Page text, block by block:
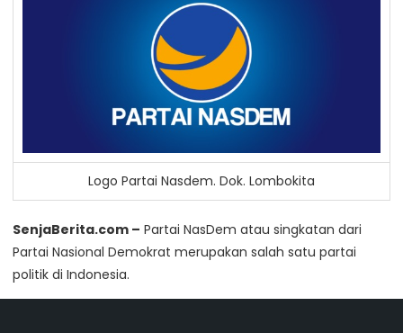
Logo Partai Nasdem. Dok. Lombokita
SenjaBerita.com – Partai NasDem atau singkatan dari
Partai Nasional Demokrat merupakan salah satu partai
politik di Indonesia.